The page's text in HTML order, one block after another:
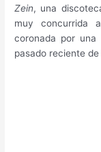
Zein, una
muy concurrida
coronada por una
pasado reciente de